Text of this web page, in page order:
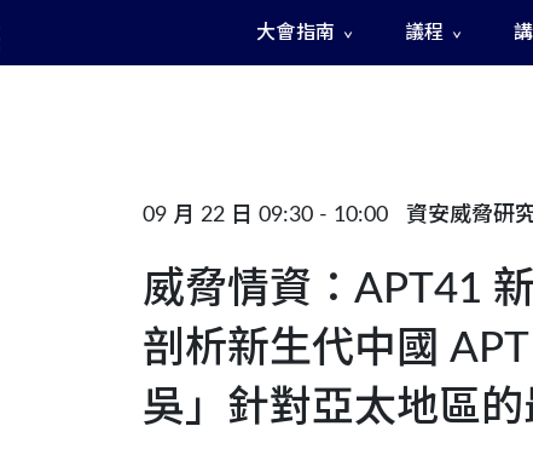
大會指南 議程
09 月 22 日 09:30 - 10:00 資安威脅研
威脅情資：APT41
剖析新生代中國
吳」針對亞太地區